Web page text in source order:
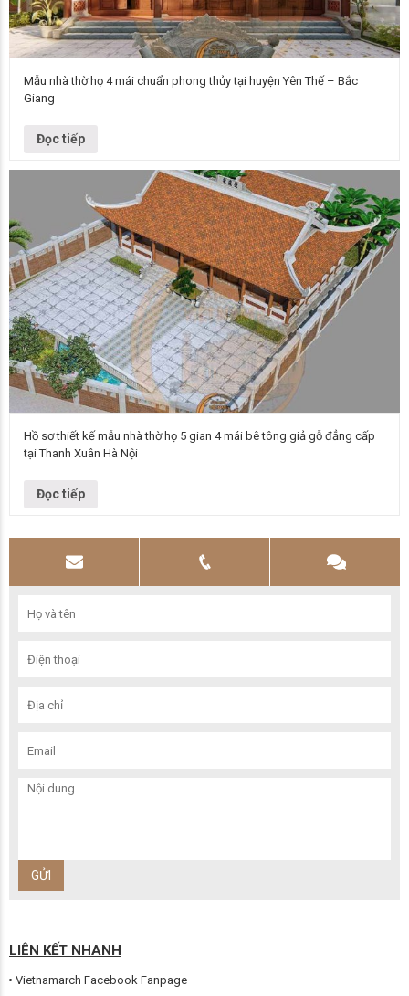
Chú Vĩnh Kết cấu Bê tông…
Mẫu nhà thờ họ 4 mái chuẩn phong thủy tại huyện Yên Thế – Bắc
Giang
Đọc tiếp
gỗ đẳng cấp tại Thanh Xuân…
Hồ sơ thiết kế mẫu nhà thờ họ 5 gian 4 mái bê tông giả gỗ đẳng cấp
tại Thanh Xuân Hà Nội
Đọc tiếp
LIÊN KẾT NHANH
Vietnamarch Facebook Fanpage